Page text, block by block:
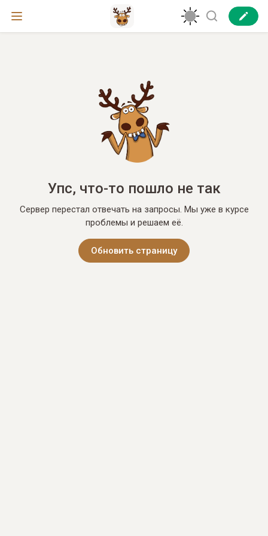
Упс, что-то пошло не так
Сервер перестал отвечать на запросы. Мы уже в курсе
проблемы и решаем её.
Обновить страницу